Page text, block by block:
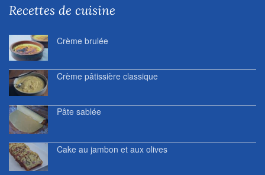
Recettes de cuisine
Crème brulée
Crème pâtissière classique
Pâte sablée
Cake au jambon et aux olives